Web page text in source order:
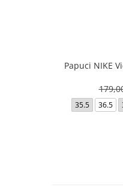
Papuci NIKE
35.5 36.5